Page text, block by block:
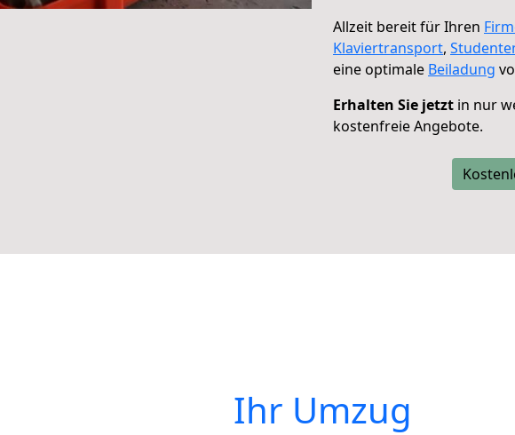
Allzeit bereit für Ihren
Klaviertransport,
eine optimale Beiladung
Erhalten Sie jetzt in nur
kostenfreie Angebote.
Ihr Umzug